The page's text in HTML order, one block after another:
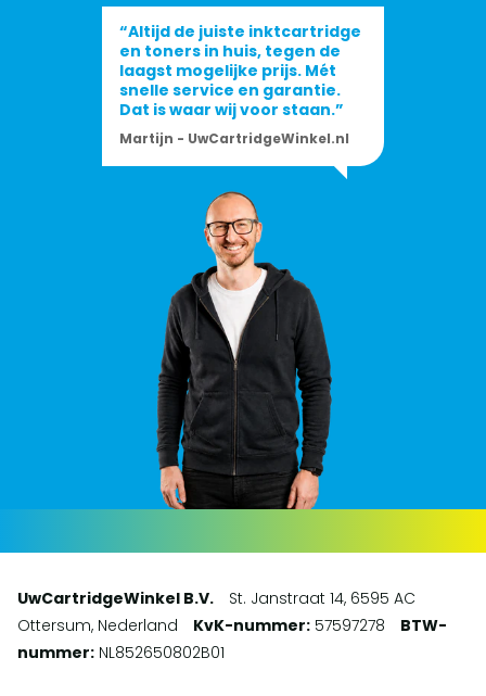
“Altijd de juiste inktcartridge
en toners in huis, tegen de
laagst mogelijke prijs. Mét
snelle service en garantie.
Dat is waar wij voor staan.”
Martijn - UwCartridgeWinkel.nl
UwCartridgeWinkel B.V.
St. Janstraat 14, 6595 AC
Ottersum, Nederland
KvK-nummer: 57597278
BTW-
nummer: NL852650802B01